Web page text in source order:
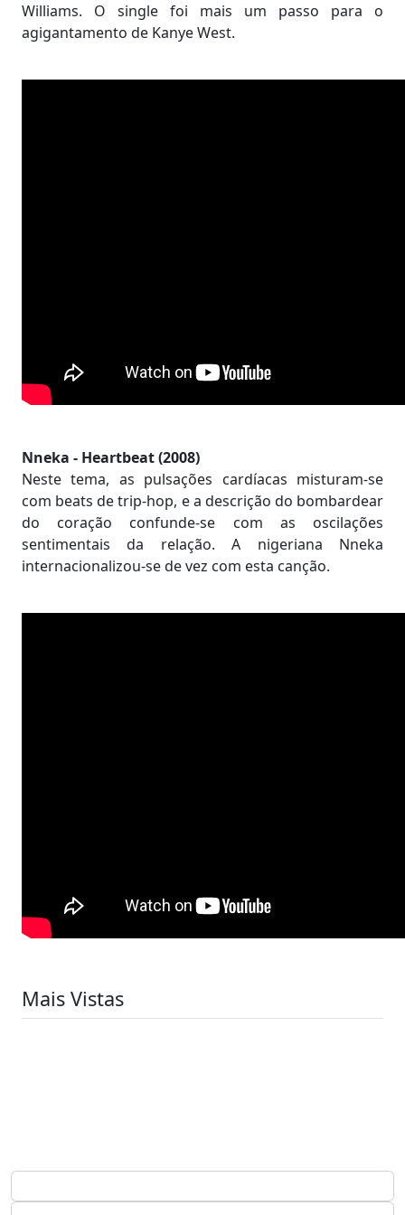
Williams. O single foi mais um passo para o
agigantamento de Kanye West.
Nneka - Heartbeat (2008)
Neste tema, as pulsações cardíacas misturam-se
com beats de trip-hop, e a descrição do bombardear
do coração confunde-se com as oscilações
sentimentais da relação. A nigeriana Nneka
internacionalizou-se de vez com esta canção.
Mais Vistas